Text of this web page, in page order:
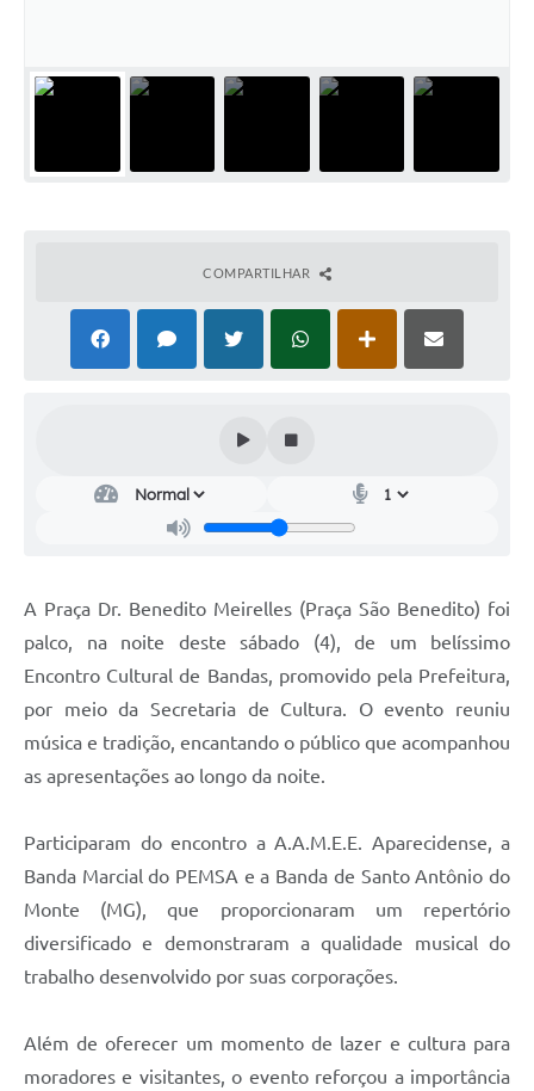
Cemitérios
Arquivos para Download
Participe mais
Contas Públicas
Notícias
Contato
COMPARTILHAR
A Praça Dr. Benedito Meirelles (Praça São Benedito) foi
palco, na noite deste sábado (4), de um belíssimo
Encontro Cultural de Bandas, promovido pela Prefeitura,
por meio da Secretaria de Cultura. O evento reuniu
música e tradição, encantando o público que acompanhou
as apresentações ao longo da noite.
Participaram do encontro a A.A.M.E.E. Aparecidense, a
Banda Marcial do PEMSA e a Banda de Santo Antônio do
Monte (MG), que proporcionaram um repertório
diversificado e demonstraram a qualidade musical do
trabalho desenvolvido por suas corporações.
Além de oferecer um momento de lazer e cultura para
moradores e visitantes, o evento reforçou a importância